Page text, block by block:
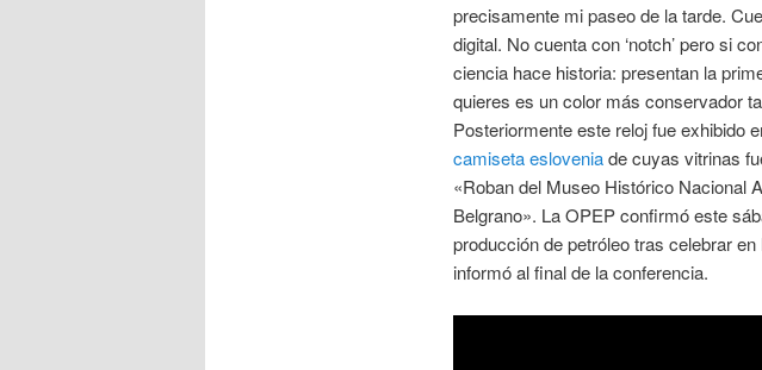
precisamente mi paseo de la tarde.
digital. No cuenta con ‘notch’ pero si
ciencia hace historia: presentan la
quieres es un color más conservador
Posteriormente este reloj fue exhibido
camiseta esloveniade cuyas vitrinas
«Roban del Museo Histórico Nacional
Belgrano». La OPEP confirmó este
producción de petróleo tras celebrar
informó al final de la conferencia.